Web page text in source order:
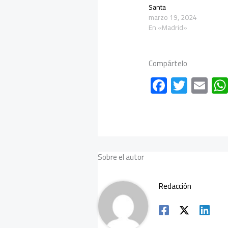
Santa
marzo 19, 2024
En «Madrid»
Compártelo
F
ac
T
wi
E
m
Sobre el autor
Redacción